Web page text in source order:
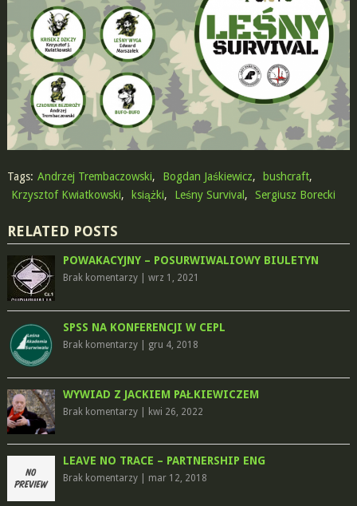
Tags: Andrzej Trembaczowski, Bogdan Jaśkiewicz, bushcraft,
Krzysztof Kwiatkowski, książki, Leśny Survival , Sergiusz Borecki
RELATED POSTS
POWAKACYJNY – POSURWIWALIOWY BIULETYN
Brak komentarzy| wrz 1, 2021
SPSS NA KONFERENCJI W CEPL
Brak komentarzy| gru 4, 2018
WYWIAD Z JACKIEM PAŁKIEWICZEM
Brak komentarzy| kwi 26, 2022
LEAVE NO TRACE – PARTNERSHIP ENG
Brak komentarzy| mar 12, 2018